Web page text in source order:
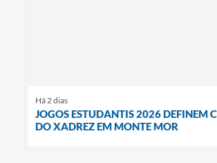
Há 2 dias
JOGOS ESTUDANTIS 2026 DEFINEM
DO XADREZ EM MONTE MOR